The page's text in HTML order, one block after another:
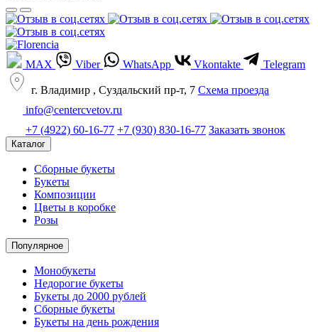
MAX Viber WhatsApp Vkontakte Telegram
г. Владимир , Суздальский пр-т, 7 Cхема проезда
info@centercvetov.ru
+7 (4922) 60-16-77 +7 (930) 830-16-77 Заказать звонок
Каталог
Сборные букеты
Букеты
Композиции
Цветы в коробке
Розы
Популярное
Монобукеты
Недорогие букеты
Букеты до 2000 рублей
Сборные букеты
Букеты на день рождения